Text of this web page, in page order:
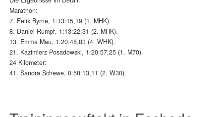
Marathon:
7. Felix Byrne, 1:13:15,19 (1. MHK).
8. Daniel Rumpf, 1:13:22,31 (2. MHK).
13. Emma Mau, 1:20:48,83 (4. WHK).
21. Kazimierz Posadowski, 1:20:57,25 (1. M70).
24 Kilometer:
41. Sandra Schewe, 0:58:13,11 (2. W30).